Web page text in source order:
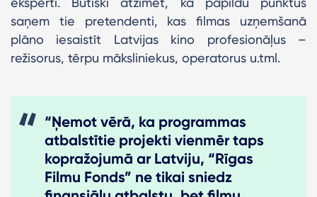
saņem tie pretendenti, kas filmas uzņemšanā
plāno iesaistīt Latvijas kino profesionāļus –
režisorus, tērpu māksliniekus, operatorus u.tml.
“Ņemot vērā, ka programmas
atbalstītie projekti vienmēr taps
kopražojumā ar Latviju, “Rīgas
Filmu Fonds” ne tikai sniedz